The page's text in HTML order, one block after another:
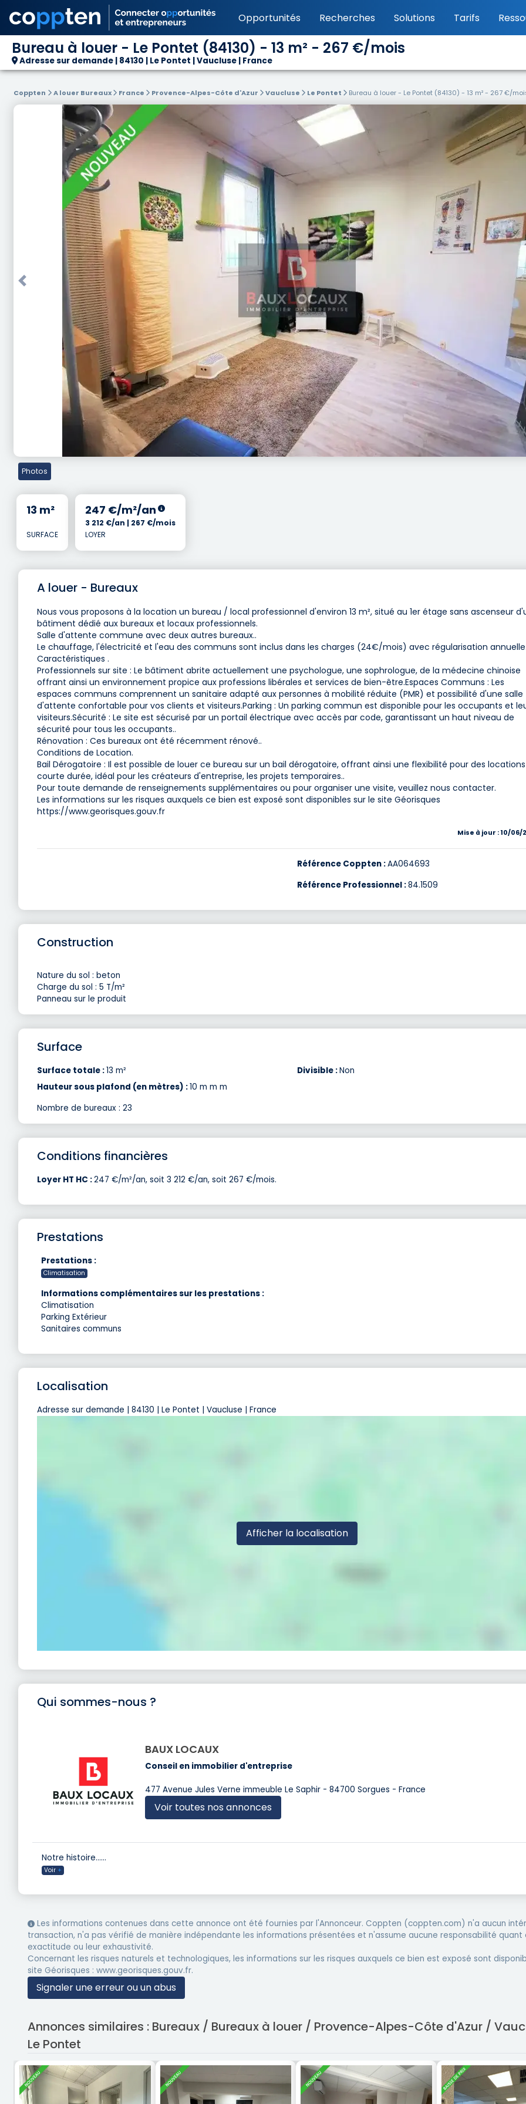
Opportunités Recherches Solutions Tarifs
Bureau à louer - Le Pontet (84130) - 13 m² - 267 €/mois
Adresse sur demande | 84130 | Le Pontet | Vaucluse | France
Coppten A louer Bureaux France Provence-Alpes-Côte d'Azur Vaucluse Le Pontet Bureau à louer - Le Pontet (84130) - 13 m² - 267 €/
Previous
Photos
13 m²
SURFACE
247 €/m²/an
3 212 €/an | 267 €/mois
LOYER
A louer - Bureaux
Nous vous proposons à la location un bureau / local professionnel d'environ 13 m², situé au 1er étage sans ascenseur
bâtiment dédié aux bureaux et locaux professionnels.
Salle d'attente commune avec deux autres bureaux..
Le chauffage, l'électricité et l'eau des communs sont inclus dans les charges (24€/mois) avec régularisation
Caractéristiques .
Professionnels sur site : Le bâtiment abrite actuellement une psychologue, une sophrologue, de la médecine chinoise
offrant ainsi un environnement propice aux professions libérales et services de bien-être.Espaces Communs : Les
espaces communs comprennent un sanitaire adapté aux personnes à mobilité réduite (PMR) et possibilité d'une salle
d'attente confortable pour vos clients et visiteurs.Parking : Un parking commun est disponible pour les occupants et
visiteurs.Sécurité : Le site est sécurisé par un portail électrique avec accès par code, garantissant un haut niveau de
sécurité pour tous les occupants..
Rénovation : Ces bureaux ont été récemment rénové..
Conditions de Location.
Bail Dérogatoire : Il est possible de louer ce bureau sur un bail dérogatoire, offrant ainsi une flexibilité pour des
courte durée, idéal pour les créateurs d'entreprise, les projets temporaires..
Pour toute demande de renseignements supplémentaires ou pour organiser une visite, veuillez nous contacter.
Les informations sur les risques auxquels ce bien est exposé sont disponibles sur le site Géorisques
https://www.georisques.gouv.fr
Mise à jour : 10/06/
Référence Coppten :AA064693
Référence Professionnel :84.1509
Construction
Nature du sol : beton
Charge du sol : 5 T/m²
Panneau sur le produit
Surface
Surface totale :13 m²
Hauteur sous plafond (en mètres) :10 m m m
Nombre de bureaux : 23
Divisible :Non
Conditions financières
Loyer HT HC :247 €/m²/an, soit 3 212 €/an, soit 267 €/mois.
Prestations
Prestations :
Climatisation
Informations complémentaires sur les prestations :
Climatisation
Parking Extérieur
Sanitaires communs
Localisation
Adresse sur demande | 84130 | Le Pontet | Vaucluse | France
Afficher la localisation
Qui sommes-nous ?
BAUX LOCAUX
Conseil en immobilier d'entreprise
477 Avenue Jules Verne immeuble Le Saphir - 84700 Sorgues - France
Voir toutes nos annonces
Notre histoire…...
Voir +
Les informations contenues dans cette annonce ont été fournies par l'Annonceur. Coppten (coppten.com) n'a aucun
transaction, n'a pas vérifié de manière indépendante les informations présentées et n'assume aucune responsabilité quant
exactitude ou leur exhaustivité.
Concernant les risques naturels et technologiques, les informations sur les risques auxquels ce bien est exposé sont
site Géorisques : www.georisques.gouv.fr.
Signaler une erreur ou un abus
Annonces similaires : Bureaux / Bureaux à louer / Provence-Alpes-Côte d'Azur /
Le Pontet